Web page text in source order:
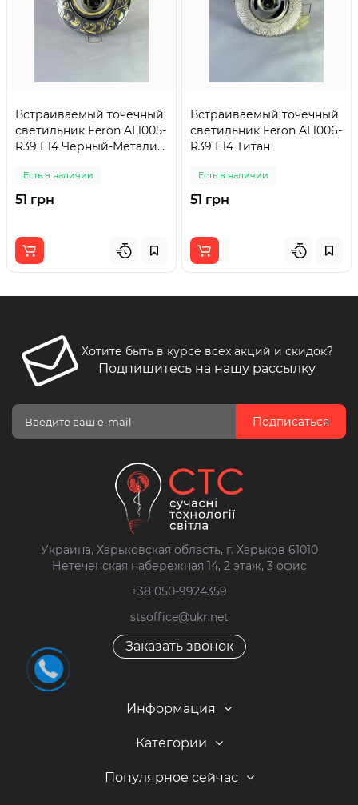
Встраиваемый точечный
светильник Feron AL1005-
R39 E14 Чёрный-Металик-
Есть в наличии
51 грн
Встраиваемый точечный
светильник Feron AL1006-
R39 E14 Титан
Есть в наличии
51 грн
Хотите быть в курсе всех акций и скидок?
Подпишитесь на нашу рассылку
Подписаться
Украина, Харьковская область, г. Харьков 61010
Нетеченская набережная 14, 2 этаж, 3 офис
+38 050-9924359
stsoffice@ukr.net
Заказать звонок
Информация
Категории
Популярное сейчас